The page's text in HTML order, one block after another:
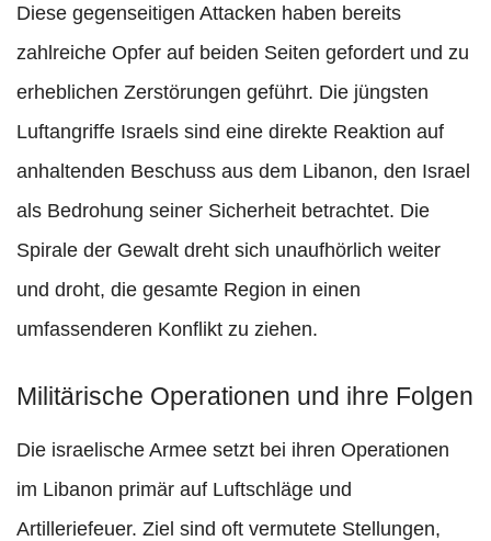
Diese gegenseitigen Attacken haben bereits
zahlreiche Opfer auf beiden Seiten gefordert und zu
erheblichen Zerstörungen geführt. Die jüngsten
Luftangriffe Israels sind eine direkte Reaktion auf
anhaltenden Beschuss aus dem Libanon, den Israel
als Bedrohung seiner Sicherheit betrachtet. Die
Spirale der Gewalt dreht sich unaufhörlich weiter
und droht, die gesamte Region in einen
umfassenderen Konflikt zu ziehen.
Militärische Operationen und ihre Folgen
Die israelische Armee setzt bei ihren Operationen
im Libanon primär auf Luftschläge und
Artilleriefeuer. Ziel sind oft vermutete Stellungen,